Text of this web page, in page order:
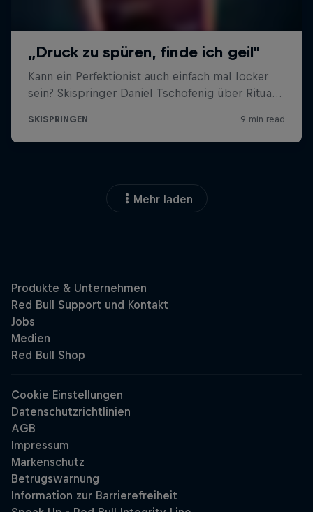
Mehr laden